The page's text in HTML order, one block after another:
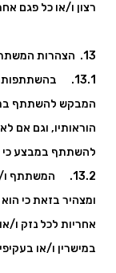
רצון ו/או כל פגם
13. הצהרות המשתתף
13.1.
המבקש להשתתף
הוראותיו, וגם אם
להשתתף במבצע כי
13.2. המשתתף
ומצהיר בזאת כי
אחריות לכל נזק ו/
במישרין ו/או